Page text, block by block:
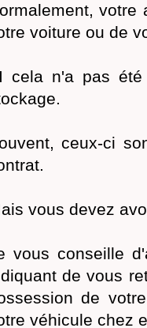
votre
voiture ou de
cela n'a pas
ceux-ci
vous devez
vous conseille
de vous
de
véhicule chez